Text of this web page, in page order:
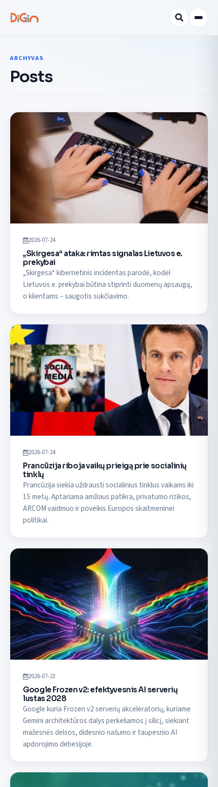
ARCHYVAS
Posts
2026-07-24
„Skirgesa“ ataka: rimtas signalas Lietuvos e.
prekybai
„Skirgesa“ kibernetinis incidentas parodė, kodėl
Lietuvos e. prekybai būtina stiprinti duomenų apsaugą,
o klientams – saugotis sukčiavimo.
2026-07-24
Prancūzija riboja vaikų prieigą prie socialinių
tinklų
Prancūzija siekia uždrausti socialinius tinklus vaikams iki
15 metų. Aptariama amžiaus patikra, privatumo rizikos,
ARCOM vaidmuo ir poveikis Europos skaitmeninei
politikai.
2026-07-23
Google Frozen v2: efektyvesnis AI serverių
lustas 2028
Google kuria Frozen v2 serverių akceleratorių, kuriame
Gemini architektūros dalys perkeliamos į silicį, siekiant
mažesnės delsos, didesnio našumo ir taupesnio AI
apdorojimo debesijoje.